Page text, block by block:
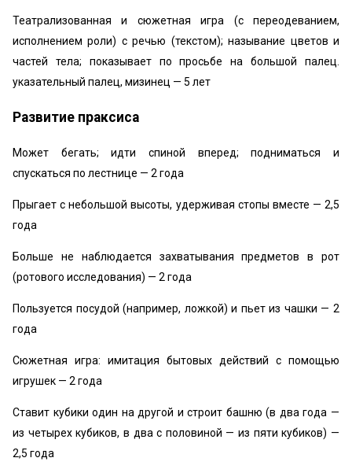
Театрализованная и сюжетная игра (с переодеванием,
исполнением роли) с речью (текстом); называние цветов и
частей тела; показывает по просьбе на большой палец.
указательный палец, мизинец — 5 лет
Развитие праксиса
Может бегать; идти спиной вперед; подниматься и
спускаться по лестнице — 2 года
Прыгает с небольшой высоты, удерживая стопы вместе — 2,5
года
Больше не наблюдается захватывания предметов в рот
(ротового исследования) — 2 года
Пользуется посудой (например, ложкой) и пьет из чашки — 2
года
Сюжетная игра: имитация бытовых действий с помощью
игрушек — 2 года
Ставит кубики один на другой и строит башню (в два года —
из четырех кубиков, в два с половиной — из пяти кубиков) —
2,5 года